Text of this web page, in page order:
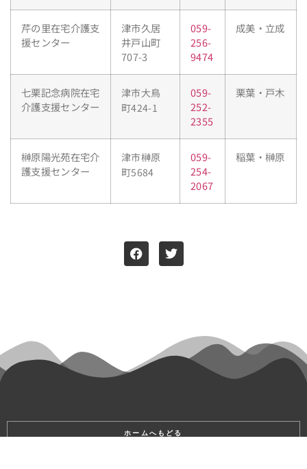
芹の里在宅介護支
援センター
津市久居
井戸山町
707-3
059-
256-
9474
成美・立成
七栗記念病院在宅
介護支援センター
津市大鳥
町424-1
059-
252-
2355
栗葉・戸木
榊原陽光苑在宅介
護支援センター
津市榊原
町5684
059-
254-
2067
稲葉・榊原
ホームへもどる